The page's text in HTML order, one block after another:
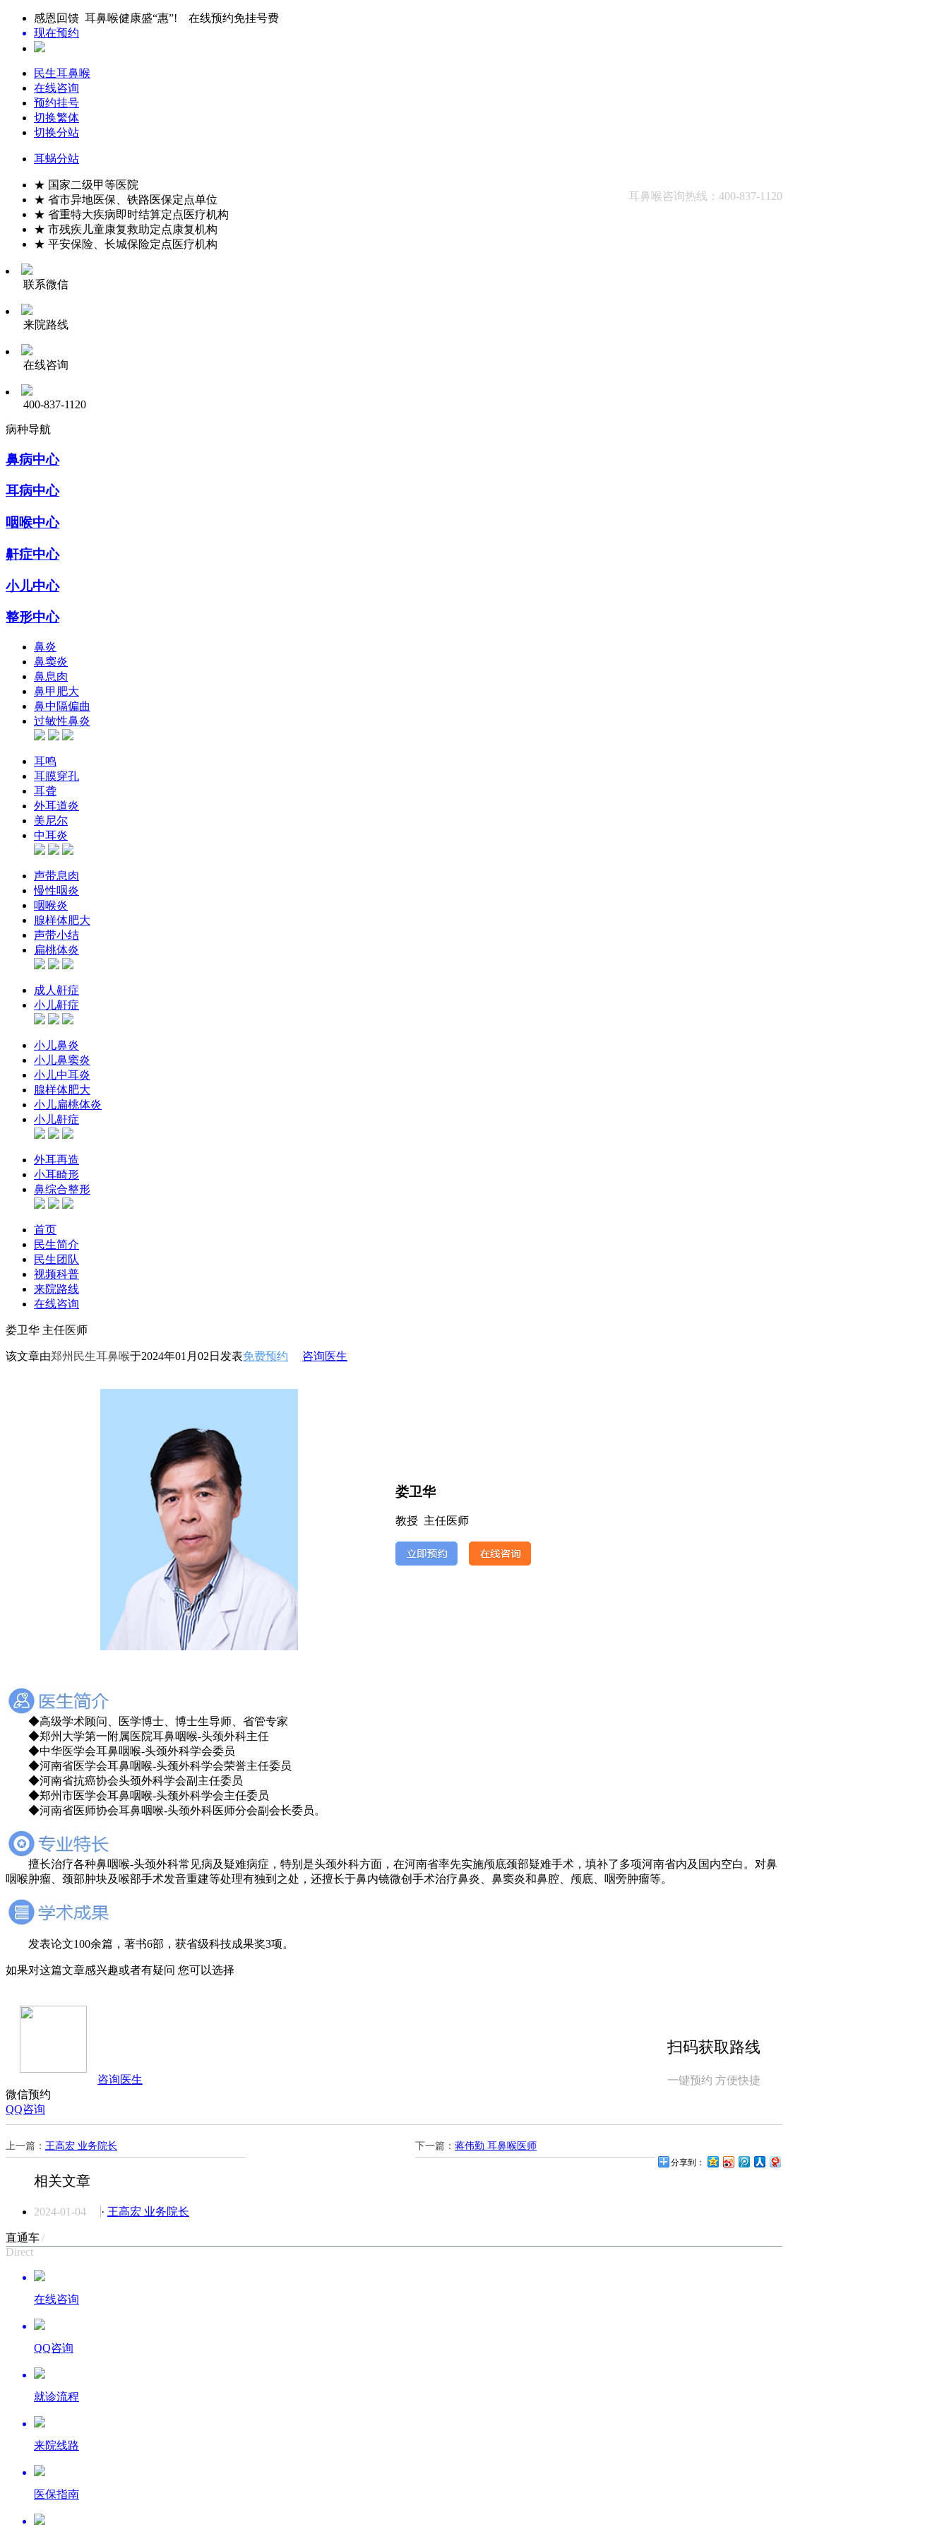
感恩回馈 耳鼻喉健康盛“惠”! 在线预约免挂号费
现在预约
民生耳鼻喉
在线咨询
预约挂号
切换繁体
切换分站
耳蜗分站
耳鼻喉咨询热线：400-837-1120
★ 国家二级甲等医院
★ 省市异地医保、铁路医保定点单位
★ 省重特大疾病即时结算定点医疗机构
★ 市残疾儿童康复救助定点康复机构
★ 平安保险、长城保险定点医疗机构
联系微信
来院路线
在线咨询
400-837-1120
病种导航
鼻病中心
耳病中心
咽喉中心
鼾症中心
小儿中心
整形中心
鼻炎
鼻窦炎
鼻息肉
鼻甲肥大
鼻中隔偏曲
过敏性鼻炎
耳鸣
耳膜穿孔
耳聋
外耳道炎
美尼尔
中耳炎
声带息肉
慢性咽炎
咽喉炎
腺样体肥大
声带小结
扁桃体炎
成人鼾症
小儿鼾症
小儿鼻炎
小儿鼻窦炎
小儿中耳炎
腺样体肥大
小儿扁桃体炎
小儿鼾症
外耳再造
小耳畸形
鼻综合整形
首页
民生简介
民生团队
视频科普
来院路线
在线咨询
娄卫华 主任医师
该文章由郑州民生耳鼻喉于2024年01月02日发表免费预约 咨询医生
娄卫华
教授 主任医师
◆高级学术顾问、医学博士、博士生导师、省管专家
◆郑州大学第一附属医院耳鼻咽喉-头颈外科主任
◆中华医学会耳鼻咽喉-头颈外科学会委员
◆河南省医学会耳鼻咽喉-头颈外科学会荣誉主任委员
◆河南省抗癌协会头颈外科学会副主任委员
◆郑州市医学会耳鼻咽喉-头颈外科学会主任委员
◆河南省医师协会耳鼻咽喉-头颈外科医师分会副会长委员。
擅长治疗各种鼻咽喉-头颈外科常见病及疑难病症，特别是头颈外科方面，在河南省率先实施颅底颈部疑难手术，填补了多项河南省内及国内空白。对鼻
咽喉肿瘤、颈部肿块及喉部手术发音重建等处理有独到之处，还擅长于鼻内镜微创手术治疗鼻炎、鼻窦炎和鼻腔、颅底、咽旁肿瘤等。
发表论文100余篇，著书6部，获省级科技成果奖3项。
如果对这篇文章感兴趣或者有疑问 您可以选择
扫码获取路线
一键预约 方便快捷
咨询医生
微信预约
QQ咨询
分享到：
上一篇： 王高宏 业务院长 下一篇： 蒋伟勤 耳鼻喉医师
相关文章
2024-01-04 · 王高宏 业务院长
直通车/
Direct
在线咨询
QQ咨询
就诊流程
来院线路
医保指南